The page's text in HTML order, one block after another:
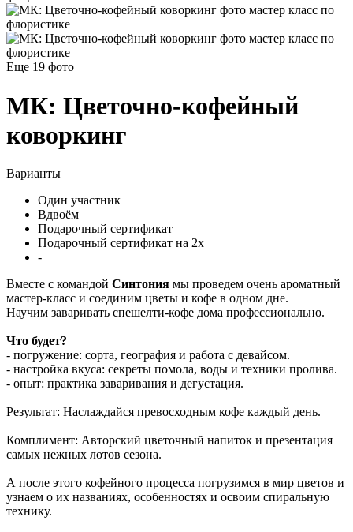
Еще 19 фото
МК: Цветочно-кофейный
коворкинг
Варианты
Один участник
Вдвоём
Подарочный сертификат
Подарочный сертификат на 2х
-
Вместе с командой Синтония мы проведем очень ароматный
мастер-класс и соединим цветы и кофе в одном дне.
Научим заваривать спешелти-кофе дома профессионально.
Что будет?
- погружение: сорта, география и работа с девайсом.
- настройка вкуса: секреты помола, воды и техники пролива.
- опыт: практика заваривания и дегустация.
Результат: Наслаждайся превосходным кофе каждый день.
Комплимент: Авторский цветочный напиток и презентация
самых нежных лотов сезона.
А после этого кофейного процесса погрузимся в мир цветов и
узнаем о их названиях, особенностях и освоим спиральную
технику.